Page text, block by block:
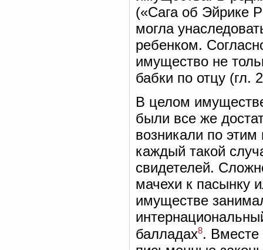
(«Сага об Эйрике
могла
ребенком.
имущество не
бабки по отцу (гл.
В целом
были все же
возникали по
каждый такой
свидетелей.
мачехи к пасынку
имуществе
балладах8. Вместе